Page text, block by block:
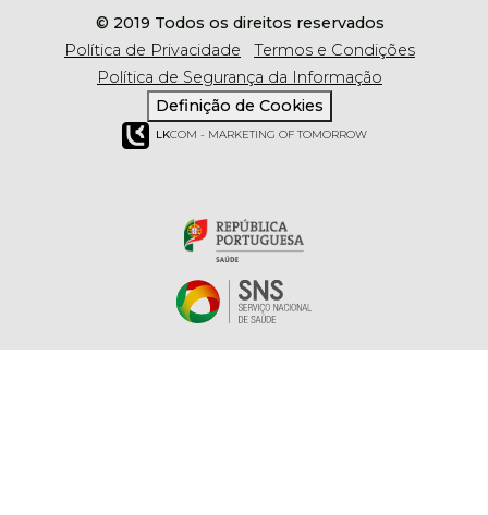
© 2019 Todos os direitos reservados
Política de Privacidade
Termos e Condições
Política de Segurança da Informação
Definição de Cookies
LKCOM - MARKETING OF TOMORROW